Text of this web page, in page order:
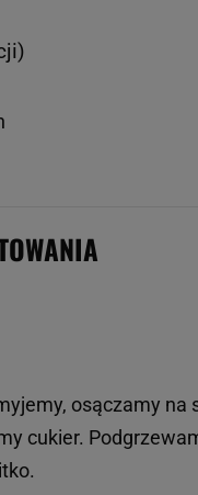
osączamy
cukier.